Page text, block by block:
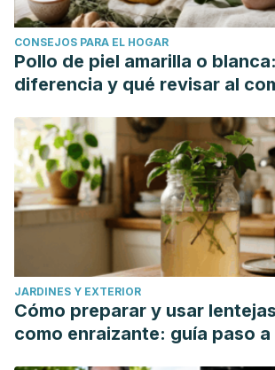
CONSEJOS PARA EL HOGAR
Pollo de piel amarilla o
diferencia y qué revisar al
JARDINES Y EXTERIOR
Cómo preparar y usar
como enraizante: guía paso a